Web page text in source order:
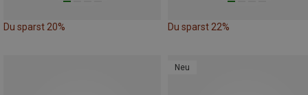
Du sparst 20% Du sparst 22%
Neu